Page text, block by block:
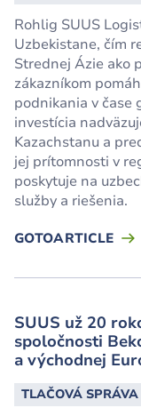
Rohlig SUUS
Uzbekistane, čím
Strednej Ázie ako
zákazníkom
podnikania v čase
investícia
Kazachstanu a
jej prítomnosti v
poskytuje na
služby a riešenia.
GOTOARTICLE
SUUS už 20
spoločnosti
a východnej
TLAČOVÁ SPRÁVA